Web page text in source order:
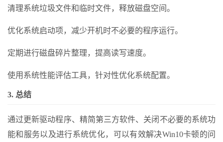
清理系统垃圾文件和临时文件，释放磁盘空间。
优化系统启动项，减少开机时不必要的程序运行。
定期进行磁盘碎片整理，提高读写速度。
使用系统性能评估工具，针对性优化系统配置。
3. 总结
通过更新驱动程序、精简第三方软件、关闭不必要的系统功
能和服务以及进行系统优化，可以有效解决Win10卡顿的问